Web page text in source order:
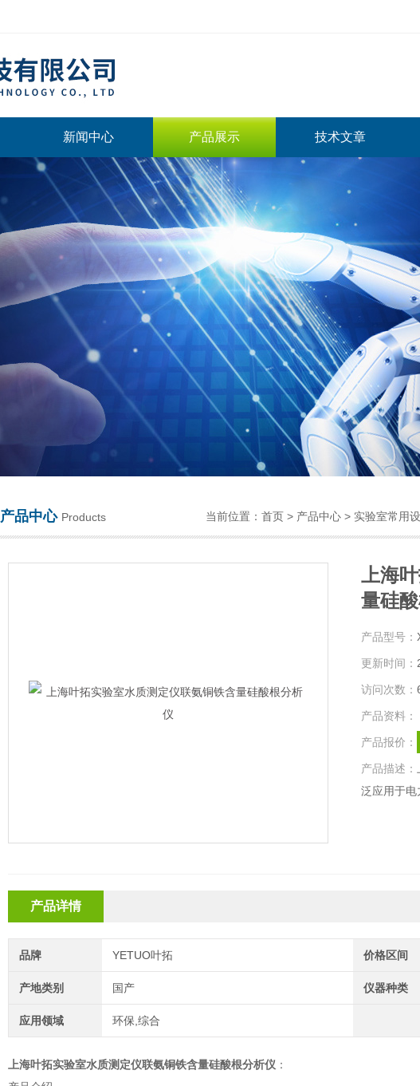
新闻中心 产品展示 技术文章
产品中心 Products 当前位置： 首页 > 产品中心 > 实验室常用
上海
量硅
产品型号：
更新时间：
访问次数：
产品资料：
产品报价：
产品描述：
泛应用于电
产品详情
品牌 YETUO叶拓 价格区间
产地类别 国产 仪器种类
应用领域 环保,综合
上海叶拓实验室水质测定仪联氨铜铁含量硅酸根分析仪 ：